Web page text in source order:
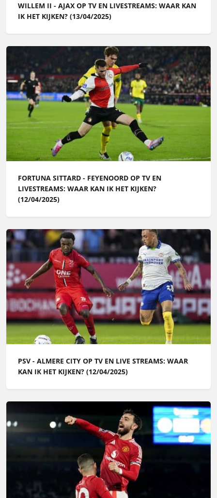
WILLEM II - AJAX OP TV EN LIVESTREAMS: WAAR KAN
IK HET KIJKEN? (13/04/2025)
FORTUNA SITTARD - FEYENOORD OP TV EN
LIVESTREAMS: WAAR KAN IK HET KIJKEN?
(12/04/2025)
PSV - ALMERE CITY OP TV EN LIVE STREAMS: WAAR
KAN IK HET KIJKEN? (12/04/2025)